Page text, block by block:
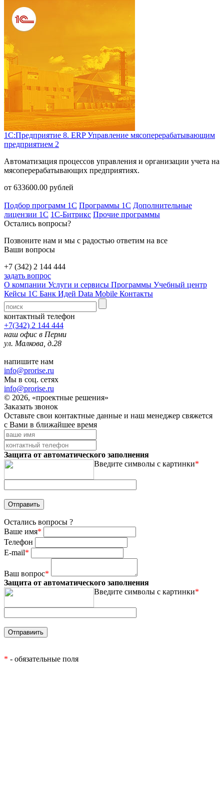
1С:Предприятие 8. ERP Управление мясоперерабатывающим
предприятием 2
Автоматизация процессов управления и организации учета на
мясоперерабатывающих предприятиях.
от 633600.00 рублей
Подбор программ 1С Программы 1С Дополнительные
лицензии 1С 1С-Битрикс Прочие программы
Остались вопросы?
Позвоните нам и мы с радостью ответим на все
Ваши вопросы
+7 (342) 2 144 444
задать вопрос
О компании Услуги и сервисы Программы Учебный центр
Кейсы 1С Банк Идей Data Mobile Контакты
контактный телефон
+7(342) 2 144 444
наш офис в Перми
ул. Малкова, д.28
напишите нам
info@prorise.ru
Мы в соц. сетях
info@prorise.ru
© 2026, «проектные решения»
Заказать звонок
Оставьте свои контактные данные и наш менеджер свяжется
с Вами в ближайшее время
Защита от автоматического заполнения
Введите символы с картинки*
Остались вопросы ?
Ваше имя*
Телефон
E-mail*
Ваш вопрос*
Защита от автоматического заполнения
Введите символы с картинки*
* - обязательные поля